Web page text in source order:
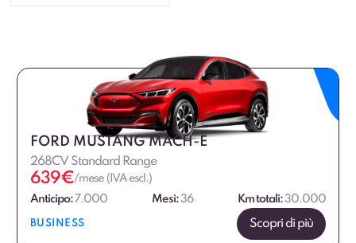
Tipologia veicolo
Alimentazione
FORD MUSTANG MACH-E
268CV Standard Range
639€/mese (IVA escl.)
Anticipo:7.000 Mesi:36 Km totali:30.000
BUSINESS Scopri di più